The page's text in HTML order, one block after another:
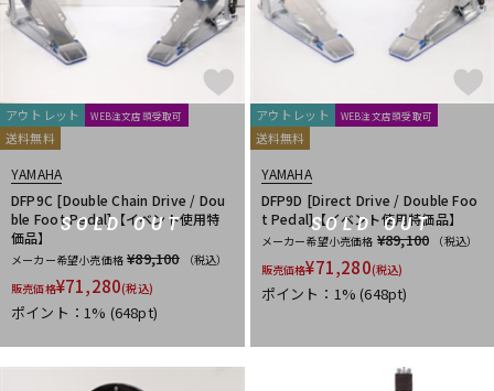
SOLD OUT
アウトレット WEB注文店頭受取可
送料無料
YAMAHA
DFP9C [Double Chain Drive / Dou
ble Foot Pedal]【イベント使用特
価品】
メーカー希望小売価格 ¥89,100
（税込）
販売価格¥71,280(税込)
ポイント：1% (648pt)
SOLD OUT
アウトレット WEB注文店頭受取可
送料無料
YAMAHA
DFP9D [Direct Drive / Double Foo
t Pedal]【イベント使用特価品】
メーカー希望小売価格 ¥89,100
（税込）
販売価格¥71,280(税込)
ポイント：1%(648pt)